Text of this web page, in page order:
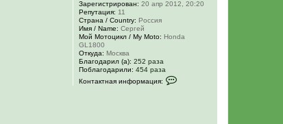
Зарегистрирован: 20 апр 2012, 20:20
Репутация: 11
Страна / Country: Россия
Имя / Name: Сергей
Мой Мотоцикл / My Moto: Honda
GL1800
Откуда: Москва
Благодарил (а): 252 раза
Поблагодарили: 454 раза
Контактная информация: